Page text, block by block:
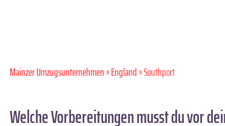
Mainzer Umzugsunternehmen»England» Southport
Welche Vorbereitungen musst du vor